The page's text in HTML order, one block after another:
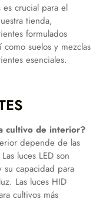
es crucial para el
tienda,
formulados
suelos y mezclas
esenciales.
cultivo de interior?
depende de las
luces LED son
capacidad para
Las luces HID
cultivos más